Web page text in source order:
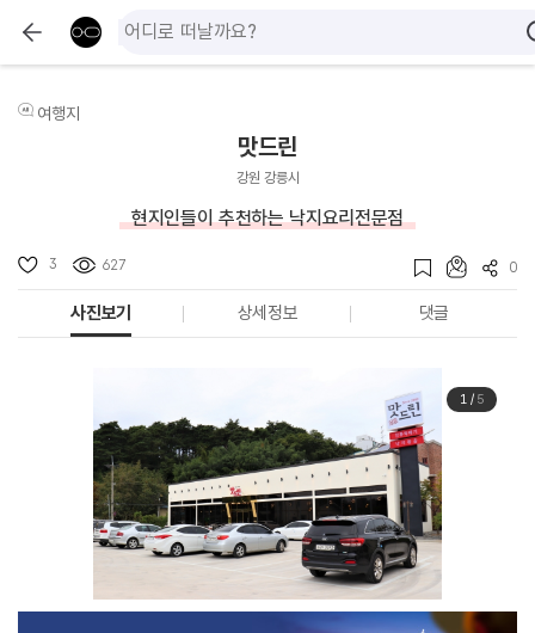
여행지
맛드린
강원 강릉시
현지인들이 추천하는 낙지요리전문점
3 627 0
사진보기 상세정보 댓글
1/ 5